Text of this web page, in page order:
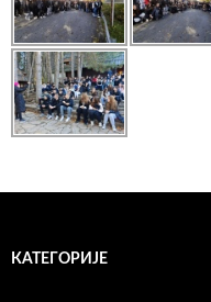
КАТЕГОРИЈЕ